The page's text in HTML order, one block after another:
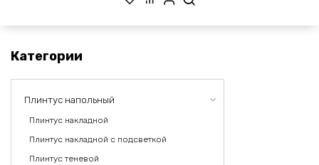
Категории
Плинтус напольный
Плинтус накладной
Плинтус накладной с подсветкой
Плинтус теневой